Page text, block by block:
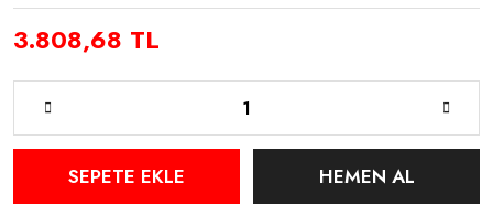
3.808,68 TL
SEPETE EKLE HEMEN AL